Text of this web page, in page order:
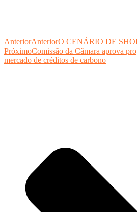
AnteriorAnteriorO CENÁRIO DE
PróximoComissão da Câmara aprova
mercado de créditos de carbono